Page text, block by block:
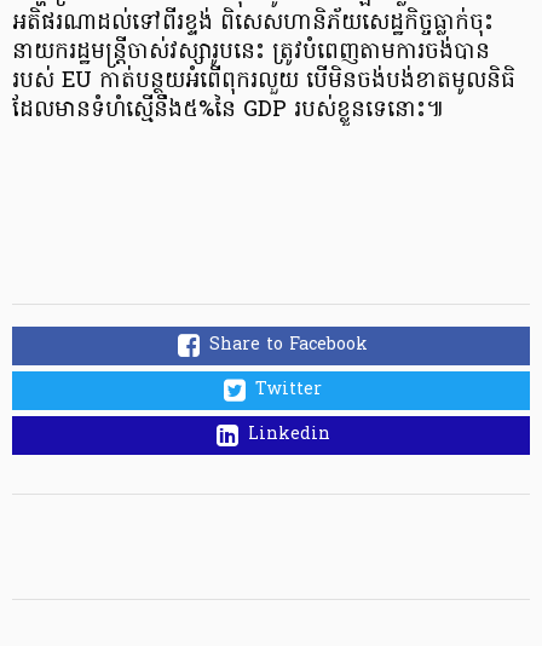
អតិផរណាដល់ទៅពីរខ្ទង់ ពិសេសហានិភ័យសេដ្ឋកិច្ចធ្លាក់ចុះ
នាយករដ្ឋមន្ត្រីចាស់វស្សារូបនេះ ត្រូវបំពេញតាមការចង់បាន
របស់ EU កាត់បន្ថយអំពើពុករលួយ បើមិនចង់បង់ខាតមូលនិធិ
ដែលមានទំហំស្មើនឹង៥%នៃ GDP របស់ខ្លួនទេនោះ៕
Share to Facebook
Twitter
Linkedin